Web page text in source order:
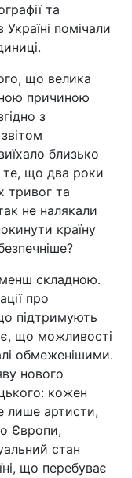
та
помічали
що велика
причиною
з
близько
те, що два роки
тривог та
не налякали
країну
менш складною.
про
підтримують
що можливості
обмеженішими.
нового
кожен
лише артисти,
Європи,
стан
що перебуває